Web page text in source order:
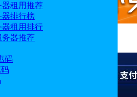
租用推荐
器排行榜
租用排行
务器推荐
码
码